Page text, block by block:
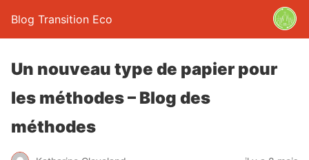
Blog Transition Eco
Un nouveau type de papier pour
les méthodes – Blog des
méthodes